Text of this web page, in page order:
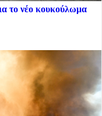
το νέο κουκούλωμα